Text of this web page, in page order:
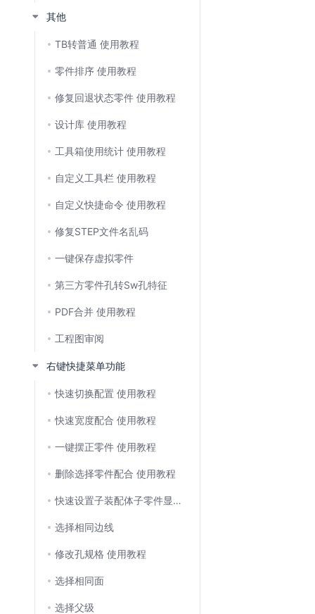
其他
TB转普通 使用教程
零件排序 使用教程
修复回退状态零件 使用教程
设计库 使用教程
工具箱使用统计 使用教程
自定义工具栏 使用教程
自定义快捷命令 使用教程
修复STEP文件名乱码
一键保存虚拟零件
第三方零件孔转Sw孔特征
PDF合并 使用教程
工程图审阅
右键快捷菜单功能
快速切换配置 使用教程
快速宽度配合 使用教程
一键摆正零件 使用教程
删除选择零件配合 使用教程
快速设置子装配体子零件显示状态 使用教程
选择相同边线
修改孔规格 使用教程
选择相同面
选择父级